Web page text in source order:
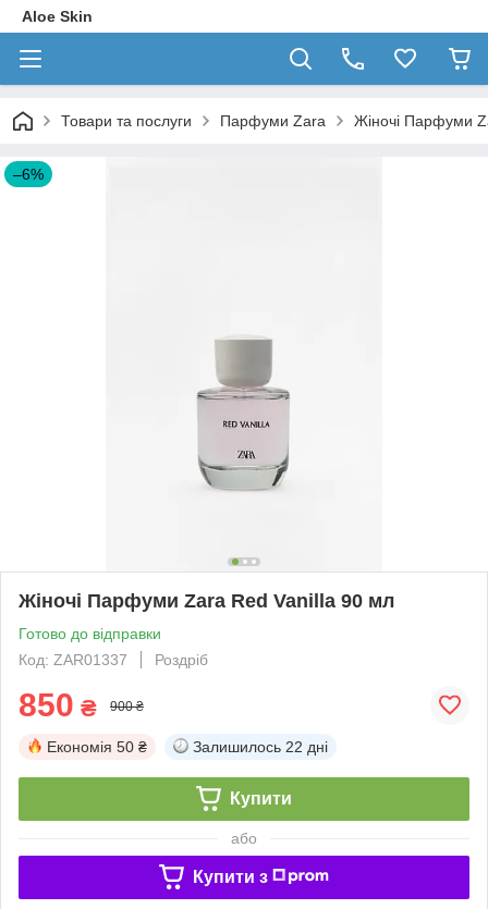
Aloe Skin
Товари та послуги Парфуми Zara Жіночі Парфуми
–6%
Жіночі Парфуми Zara Red Vanilla 90 мл
Готово до відправки
Код: ZAR01337
Роздріб
850 ₴ 900 ₴
Економія 50 ₴ Залишилось 22 дні
Купити
або
Купити з